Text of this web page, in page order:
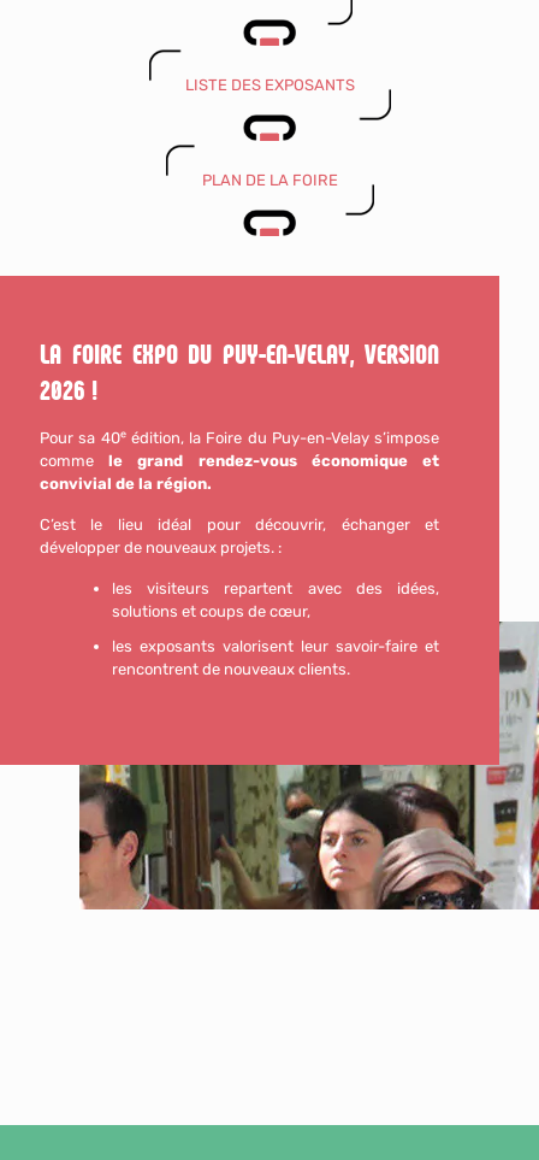
LISTE DES EXPOSANTS
PLAN DE LA FOIRE
LA FOIRE EXPO DU PUY-EN-VELAY, VERSION
2026 !
Pour sa 40ᵉ édition, la Foire du Puy-en-Velay s’impose
comme le grand rendez-vous économique et
convivial de la région.
C’est le lieu idéal pour découvrir, échanger et
développer de nouveaux projets. :
les visiteurs repartent avec des idées,
solutions et coups de cœur,
les exposants valorisent leur savoir-faire et
rencontrent de nouveaux clients.